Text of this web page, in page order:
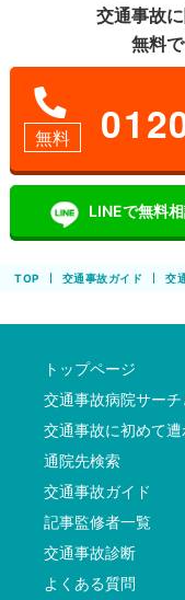
交通事故
無料
無料
LINEで無料
TOP 交通事故ガイド 交
トップページ
交通事故病院サーチ
交通事故に初めて
通院先検索
交通事故ガイド
記事監修者一覧
交通事故診断
よくある質問